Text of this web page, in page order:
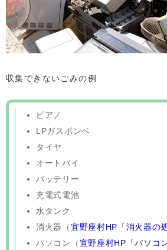
収集できないごみの例
ピアノ
LPガスボンベ
タイヤ
オートバイ
バッテリー
充電式電池
水タンク
消火器（宜野座村HP「消火器の
パソコン（宜野座村HP「パソコ